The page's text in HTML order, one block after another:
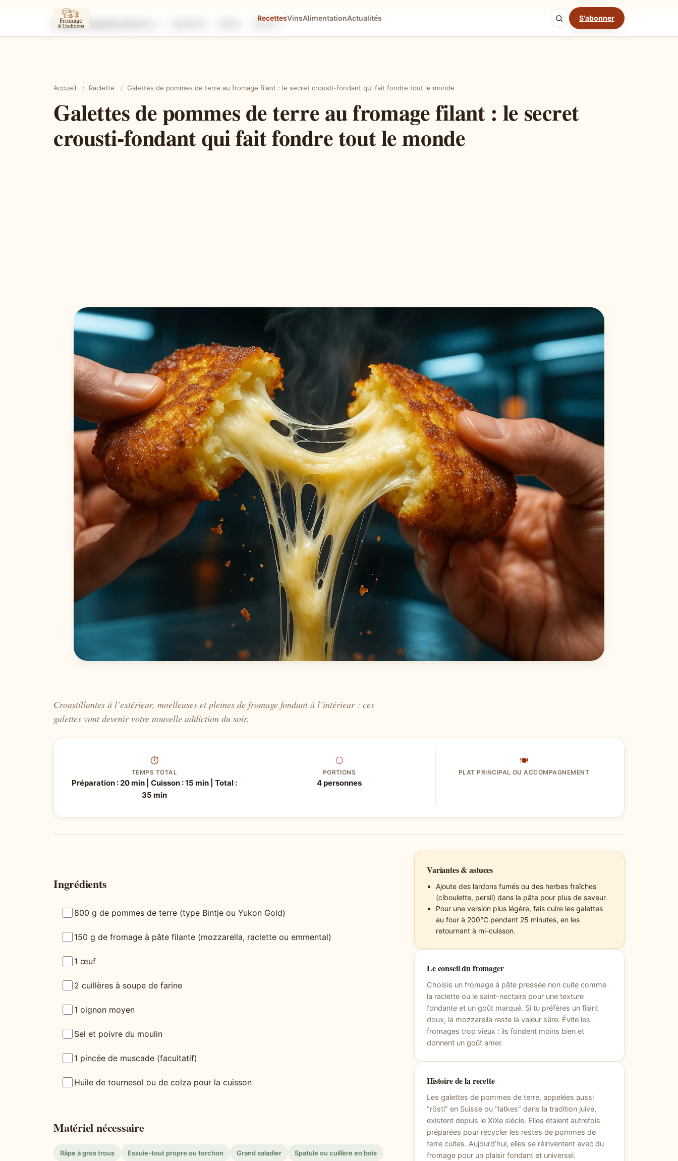
RecettesVinsAlimentationActualités S'abonner
Astuces Mode cuisine
Accueil / Raclette / Galettes de pommes de terre au fromage filant : le secret crousti-fondant qui fait fondre tout le monde
Galettes de pommes de terre au fromage filant : le secret
crousti-fondant qui fait fondre tout le monde
Croustillantes à l’extérieur, moelleuses et pleines de fromage fondant à l’intérieur : ces
galettes vont devenir votre nouvelle addiction du soir.
⏱
TEMPS TOTAL
Préparation : 20 min | Cuisson : 15 min | Total :
35 min
⚪
PORTIONS
4 personnes
🍽
PLAT PRINCIPAL OU ACCOMPAGNEMENT
Ingrédients
800 g de pommes de terre (type Bintje ou Yukon Gold)
150 g de fromage à pâte filante (mozzarella, raclette ou emmental)
1 œuf
2 cuillères à soupe de farine
1 oignon moyen
Sel et poivre du moulin
1 pincée de muscade (facultatif)
Huile de tournesol ou de colza pour la cuisson
Matériel nécessaire
Râpe à gros trous Essuie-tout propre ou torchon Grand saladier Spatule ou cuillère en bois
Variantes & astuces
Ajoute des lardons fumés ou des herbes fraîches
(ciboulette, persil) dans la pâte pour plus de saveur.
Pour une version plus légère, fais cuire les galettes
au four à 200°C pendant 25 minutes, en les
retournant à mi-cuisson.
Le conseil du fromager
Choisis un fromage à pâte pressée non cuite comme
la raclette ou le saint-nectaire pour une texture
fondante et un goût marqué. Si tu préfères un filant
doux, la mozzarella reste la valeur sûre. Évite les
fromages trop vieux : ils fondent moins bien et
donnent un goût amer.
Histoire de la recette
Les galettes de pommes de terre, appelées aussi
“rösti” en Suisse ou “latkes” dans la tradition juive,
existent depuis le XIXe siècle. Elles étaient autrefois
préparées pour recycler les restes de pommes de
terre cuites. Aujourd’hui, elles se réinventent avec du
fromage pour un plaisir fondant et universel.